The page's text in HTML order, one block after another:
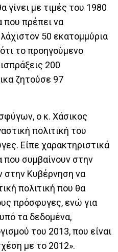
γίνει με τιμές του 1980
που πρέπει να
50 εκατομμύρια
το προηγούμενο
200
ζητούσε 97
ο κ. Χάσικος
πολιτική του
Είπε χαρακτηριστικά
που συμβαίνουν στην
στην Κυβέρνηση να
πολιτική που θα
πρόσφυγες, ενώ για
τα δεδομένα,
του 2013, που είναι
με το 2012».